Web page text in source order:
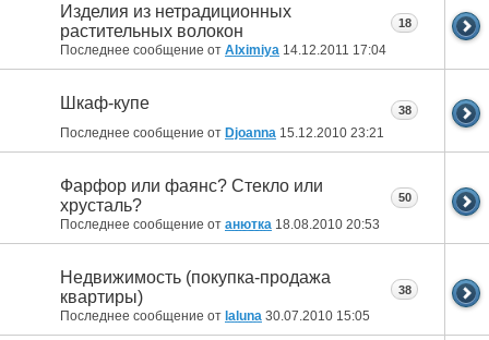
Изделия из нетрадиционных
растительных волокон
Последнее сообщение от Alximiya 14.12.2011 17:04
18
Шкаф-купе
Последнее сообщение от Djoanna 15.12.2010 23:21
38
Фарфор или фаянс? Стекло или
хрусталь?
Последнее сообщение от анютка 18.08.2010 20:53
50
Недвижимость (покупка-продажа
квартиры)
Последнее сообщение от laluna 30.07.2010 15:05
38